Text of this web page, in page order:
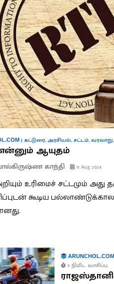
| கட்டுரை,அரசியல், சட்டம், வரலாறு,
ஆயுதம்
காந்தி 11 Aug 2024
உரிமைச் சட்டமும் அது
கூடிய
ARUNCHOL.COM
5 நிமிட வாசிப்பு